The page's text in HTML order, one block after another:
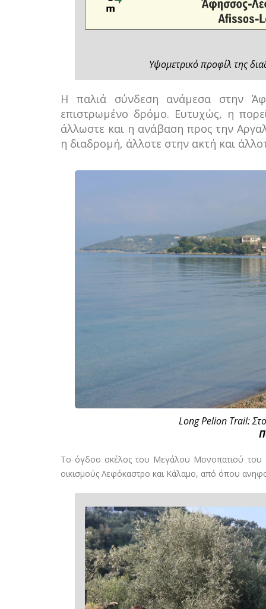
Υψομετρικό προφίλ της
Η παλιά σύνδεση ανάμεσα στην
επιστρωμένο δρόμο. Ευτυχώς, η
άλλωστε και η ανάβαση προς την
η διαδρομή, άλλοτε στην ακτή και
Long Pelion Trail:
Το όγδοο σκέλος του Μεγάλου Μονοπατιού του
οικισμούς Λεφόκαστρο και Κάλαμο, από όπου